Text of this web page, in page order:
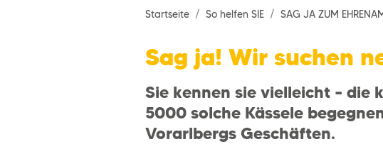
Startseite So helfen SIE SAG JA ZUM
Sag ja! Wir suchen
Sie kennen sie vielleicht – die
5000 solche Kässele
Vorarlbergs Geschäften.